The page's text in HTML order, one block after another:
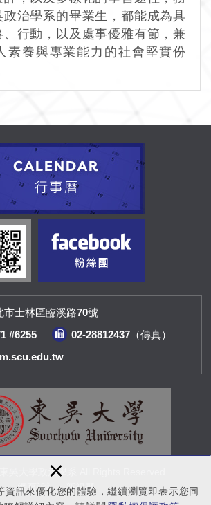
訊來優化您的體驗，繼續瀏覽即表示您同
×
治學系的畢業生，都能成為具
行動，以及處事優雅有節，兼
素養與專業能力的社會堅實份
吳大學政治學系 All Rights Reserved.
網頁設計：新視野
市士林區臨溪路70號
#6255
02-28812437（傳真）